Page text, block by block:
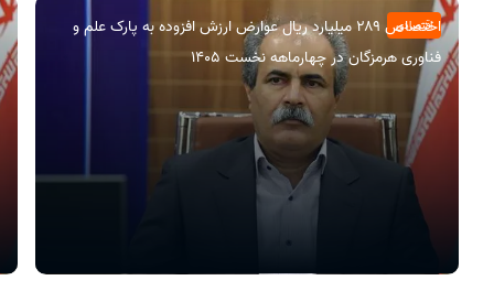
اقتصادی
اختصاص ۲۸۹ میلیارد ریال عوارض ارزش افزوده به پارک علم و
فناوری هرمزگان در چهارماهه نخست ۱۴۰۵